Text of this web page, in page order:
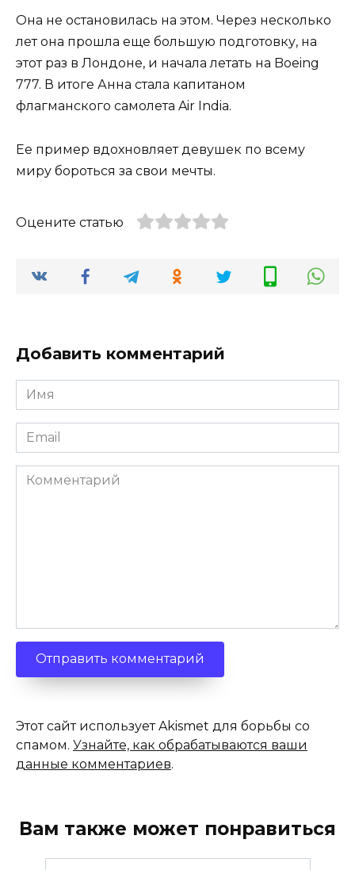
Она не остановилась на этом. Через несколько
лет она прошла еще большую подготовку, на
этот раз в Лондоне, и начала летать на Boeing
777. В итоге Анна стала капитаном
флагманского самолета Air India.
Ее пример вдохновляет девушек по всему
миру бороться за свои мечты.
Оцените статью
Добавить комментарий
Имя
*
Email
*
Комментарий
Этот сайт использует Akismet для борьбы со
спамом. Узнайте, как обрабатываются ваши
данные комментариев.
Вам также может понравиться